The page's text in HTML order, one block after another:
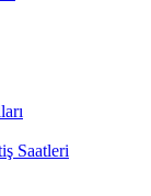
Saatleri